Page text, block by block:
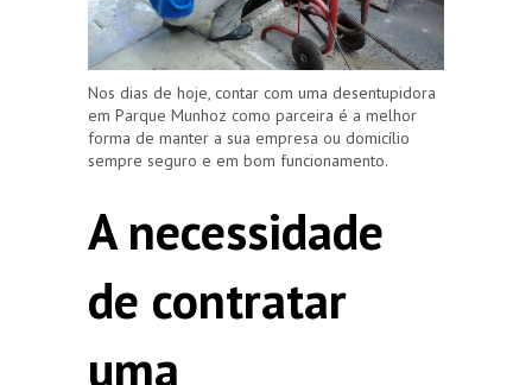
Nos dias de hoje, contar com uma desentupidora
em Parque Munhoz como parceira é a melhor
forma de manter a sua empresa ou domicílio
sempre seguro e em bom funcionamento.
A necessidade
de contratar
uma